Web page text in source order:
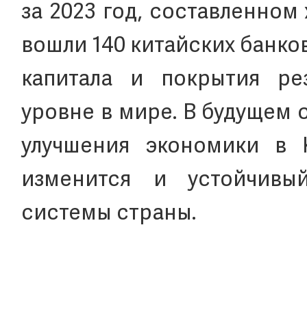
за 2023 год,
вошли 140 китайских
капитала и покрытия
уровне в мире. В будущем
улучшения экономики в
изменится и
системы страны.